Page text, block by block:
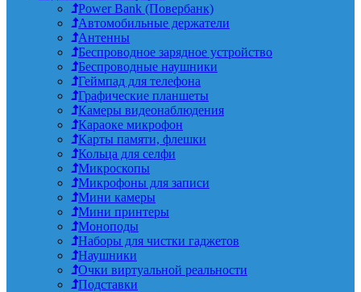
Power Bank (Повербанк)
Автомобильные держатели
Антенны
Беспроводное зарядное устройство
Беспроводные наушники
Геймпад для телефона
Графические планшеты
Камеры видеонаблюдения
Караоке микрофон
Карты памяти, флешки
Кольца для селфи
Микроскопы
Микрофоны для записи
Мини камеры
Мини принтеры
Моноподы
Наборы для чистки гаджетов
Наушники
Очки виртуальной реальности
Подставки